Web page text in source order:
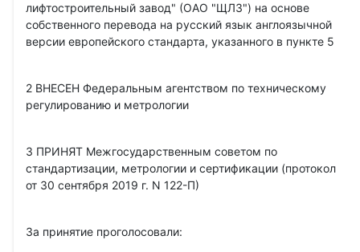
лифтостроительный завод" (ОАО "ЩЛЗ") на основе
собственного перевода на русский язык англоязычной
версии европейского стандарта, указанного в пункте 5
2 ВНЕСЕН Федеральным агентством по техническому
регулированию и метрологии
3 ПРИНЯТ Межгосударственным советом по
стандартизации, метрологии и сертификации (протокол
от 30 сентября 2019 г. N 122-П)
За принятие проголосовали: